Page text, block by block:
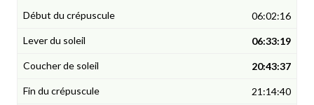
06:02:16
06:33:19
20:43:37
21:14:40